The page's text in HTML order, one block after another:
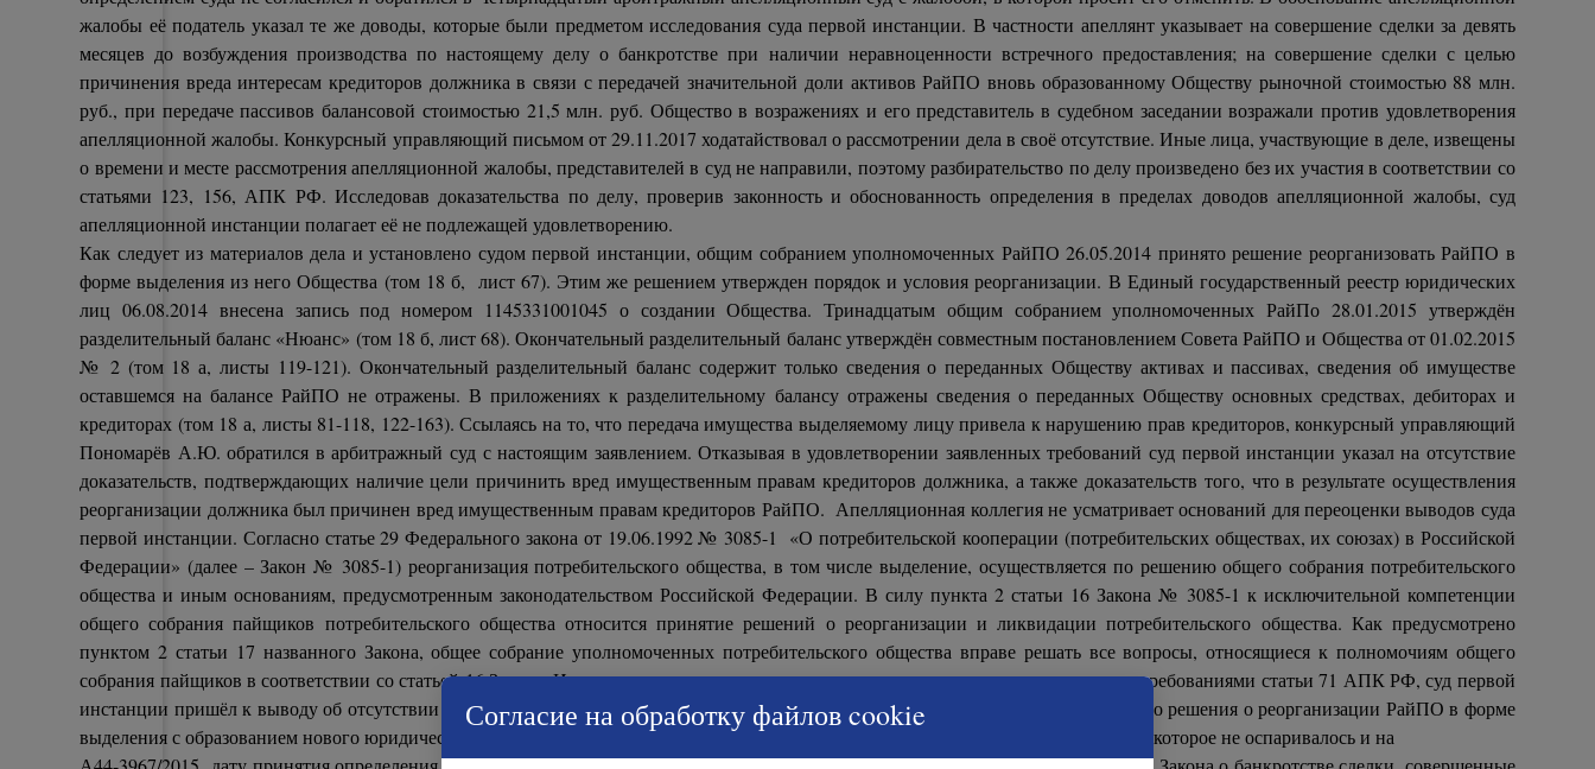
Согласие на обработку файлов cookie
жалобы её податель указал те же доводы, которые были предметом исследования суда первой инстанции. В частности апеллянт указывает на совершение сделки за девять
месяцев до возбуждения производства по настоящему делу о банкротстве при наличии неравноценности встречного предоставления; на совершение сделки с целью
причинения вреда интересам кредиторов должника в связи с передачей значительной доли активов РайПО вновь образованному Обществу рыночной стоимостью 88 млн.
руб., при передаче пассивов балансовой стоимостью 21,5 млн. руб. Общество в возражениях и его представитель в судебном заседании возражали против удовлетворения
апелляционной жалобы. Конкурсный управляющий письмом от 29.11.2017 ходатайствовал о рассмотрении дела в своё отсутствие. Иные лица, участвующие в деле, извещены
о времени и месте рассмотрения апелляционной жалобы, представителей в суд не направили, поэтому разбирательство по делу произведено без их участия в соответствии со
статьями 123, 156, АПК РФ. Исследовав доказательства по делу, проверив законность и обоснованность определения в пределах доводов апелляционной жалобы, суд
апелляционной инстанции полагает её не подлежащей удовлетворению.
Как следует из материалов дела и установлено судом первой инстанции, общим собранием уполномоченных РайПО 26.05.2014 принято решение реорганизовать РайПО в
форме выделения из него Общества (том 18 б, лист 67). Этим же решением утвержден порядок и условия реорганизации. В Единый государственный реестр юридических
лиц 06.08.2014 внесена запись под номером 1145331001045 о создании Общества. Тринадцатым общим собранием уполномоченных РайПо 28.01.2015 утверждён
разделительный баланс «Нюанс» (том 18 б, лист 68). Окончательный разделительный баланс утверждён совместным постановлением Совета РайПО и Общества от 01.02.2015
№ 2 (том 18 а, листы 119-121). Окончательный разделительный баланс содержит только сведения о переданных Обществу активах и пассивах, сведения об имуществе
оставшемся на балансе РайПО не отражены. В приложениях к разделительному балансу отражены сведения о переданных Обществу основных средствах, дебиторах и
кредиторах (том 18 а, листы 81-118, 122-163). Ссылаясь на то, что передача имущества выделяемому лицу привела к нарушению прав кредиторов, конкурсный управляющий
Пономарёв А.Ю. обратился в арбитражный суд с настоящим заявлением. Отказывая в удовлетворении заявленных требований суд первой инстанции указал на отсутствие
доказательств, подтверждающих наличие цели причинить вред имущественным правам кредиторов должника, а также доказательств того, что в результате осуществления
реорганизации должника был причинен вред имущественным правам кредиторов РайПО. Апелляционная коллегия не усматривает оснований для переоценки выводов суда
первой инстанции. Согласно статье 29 Федерального закона от 19.06.1992 № 3085-1 «О потребительской кооперации (потребительских обществах, их союзах) в Российской
Федерации» (далее – Закон № 3085-1) реорганизация потребительского общества, в том числе выделение, осуществляется по решению общего собрания потребительского
общества и иным основаниям, предусмотренным законодательством Российской Федерации. В силу пункта 2 статьи 16 Закона № 3085-1 к исключительной компетенции
общего собрания пайщиков потребительского общества относится принятие решений о реорганизации и ликвидации потребительского общества. Как предусмотрено
пунктом 2 статьи 17 названного Закона, общее собрание уполномоченных потребительского общества вправе решать все вопросы, относящиеся к полномочиям общего
собрания пайщиков в соответствии со статьей 16 Закона. Исследовав и оценив представленные доказательства в соответствии с требованиями статьи 71 АПК РФ, суд первой
инстанции пришёл к выводу об отсутствии существенных нарушений процедуры реорганизации РайПО. Суд исходил из того, что решения о реорганизации РайПО в форме
выделения с образованием нового юридического лица, принято 26.05.2014 общим собранием уполномоченных РайПО 26.05.2014, которое не оспаривалось и на